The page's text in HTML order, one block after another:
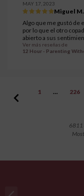
MAY 17, 2023
Miguel M.
Algo que me gustó de
por lo que el otro
abierto a sus
Ver más reseñas de
12 Hour - Parenting
1 … 226
6811